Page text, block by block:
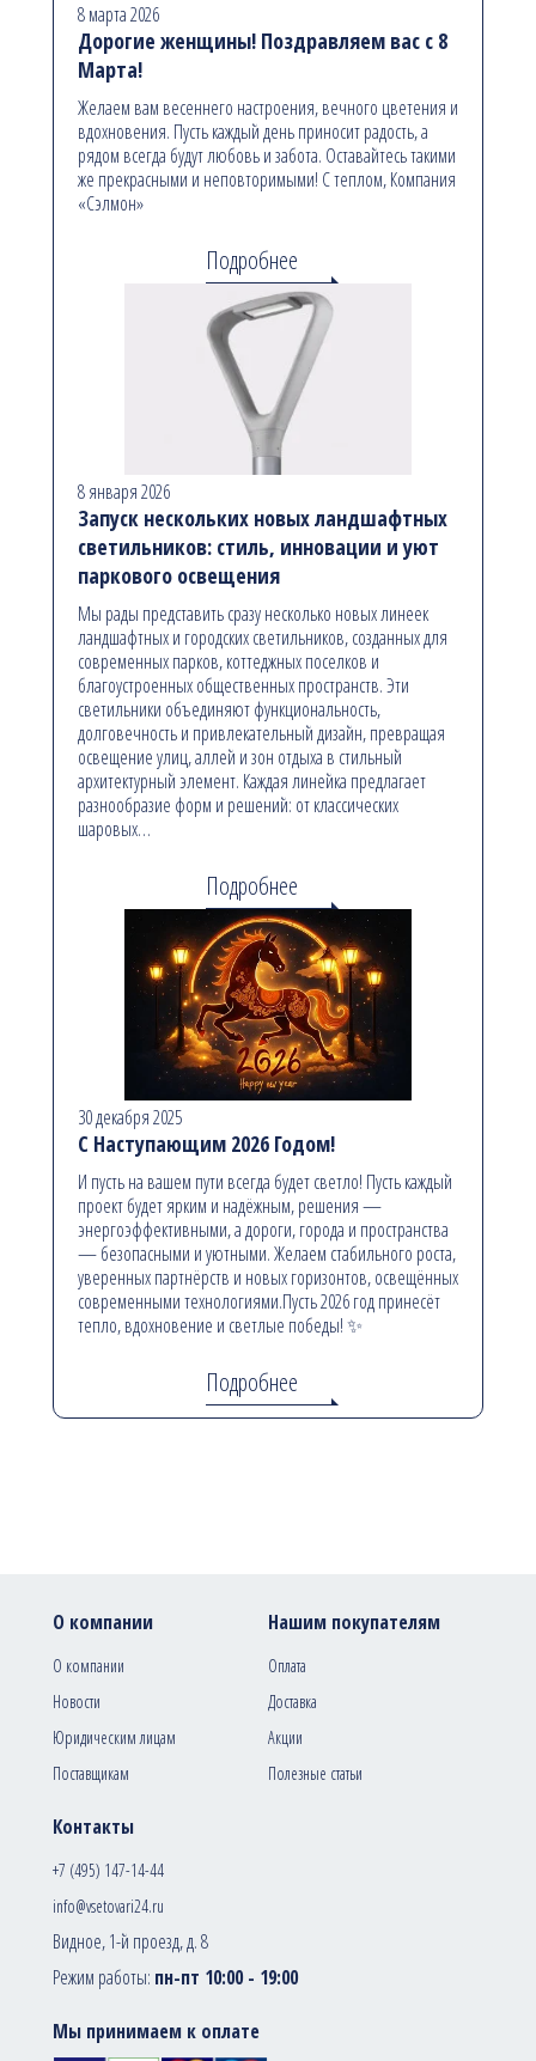
8 марта 2026
Дорогие женщины! Поздравляем вас с 8
Марта!
Желаем вам весеннего настроения, вечного цветения и
вдохновения. Пусть каждый день приносит радость, а
рядом всегда будут любовь и забота. Оставайтесь такими
же прекрасными и неповторимыми! С теплом, Компания
«Сэлмон»
Подробнее
8 января 2026
Запуск нескольких новых ландшафтных
светильников: стиль, инновации и уют
паркового освещения
Мы рады представить сразу несколько новых линеек
ландшафтных и городских светильников, созданных для
современных парков, коттеджных поселков и
благоустроенных общественных пространств. Эти
светильники объединяют функциональность,
долговечность и привлекательный дизайн, превращая
освещение улиц, аллей и зон отдыха в стильный
архитектурный элемент. Каждая линейка предлагает
разнообразие форм и решений: от классических
шаровых…
Подробнее
30 декабря 2025
С Наступающим 2026 Годом!
И пусть на вашем пути всегда будет светло! Пусть каждый
проект будет ярким и надёжным, решения —
энергоэффективными, а дороги, города и пространства
— безопасными и уютными. Желаем стабильного роста,
уверенных партнёрств и новых горизонтов, освещённых
современными технологиями.Пусть 2026 год принесёт
тепло, вдохновение и светлые победы! ✨
Подробнее
Контакты
+7 (495) 147-14-44
info@vsetovari24.ru
Видное, 1-й проезд, д. 8
Режим работы: пн-пт 10:00 - 19:00
О компании
О компании
Новости
Юридическим лицам
Поставщикам
Нашим покупателям
Оплата
Доставка
Акции
Полезные статьи
Мы принимаем к оплате